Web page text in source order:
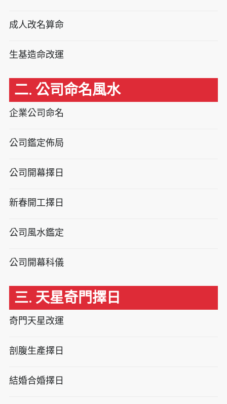
成人改名算命
生基造命改運
二. 公司命名風水
企業公司命名
公司鑑定佈局
公司開幕擇日
新春開工擇日
公司風水鑑定
公司開幕科儀
三. 天星奇門擇日
奇門天星改運
剖腹生產擇日
結婚合婚擇日